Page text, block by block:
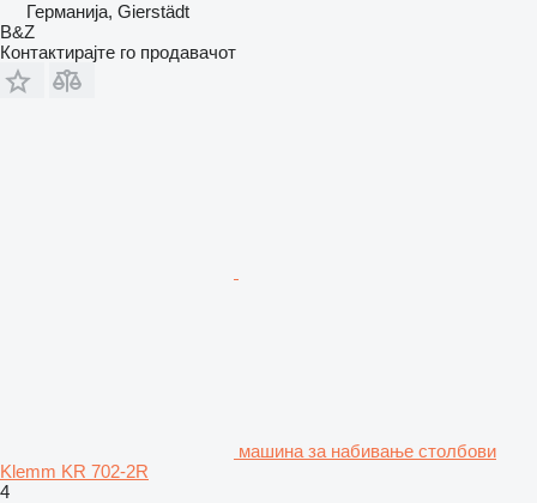
Германија, Gierstädt
B&Z
Контактирајте го продавачот
машина за набивање столбови
Klemm KR 702-2R
4